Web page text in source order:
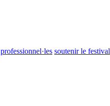
professionnel·les soutenir le festival